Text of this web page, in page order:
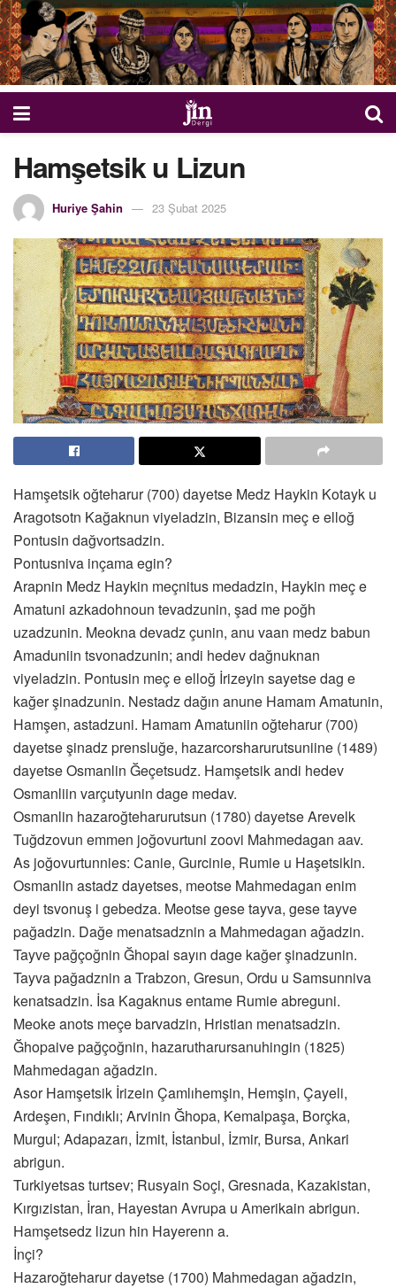
Hamşetsik u Lizun
Huriye Şahin 23 Şubat 2025
Hamşetsik oğteharur (700) dayetse Medz Haykin Kotayk u
Aragotsotn Kağaknun viyeladzin, Bizansin meç e elloğ
Pontusin dağvortsadzin.
Pontusniva inçama egin?
Arapnin Medz Haykin meçnitus medadzin, Haykin meç e
Amatuni azkadohnoun tevadzunin, şad me poğh
uzadzunin. Meokna devadz çunin, anu vaan medz babun
Amaduniin tsvonadzunin; andi hedev dağnuknan
viyeladzin. Pontusin meç e elloğ İrizeyin sayetse dag e
kağer şinadzunin. Nestadz dağın anune Hamam Amatunin,
Hamşen, astadzuni. Hamam Amatuniin oğteharur (700)
dayetse şinadz prensluğe, hazarcorsharurutsuniine (1489)
dayetse Osmanlin Ğeçetsudz. Hamşetsik andi hedev
Osmanliin varçutyunin dage medav.
Osmanlin hazaroğteharurutsun (1780) dayetse Arevelk
Tuğdzovun emmen joğovurtuni zoovi Mahmedagan aav.
As joğovurtunnies: Canie, Gurcinie, Rumie u Haşetsikin.
Osmanlin astadz dayetses, meotse Mahmedagan enim
deyi tsvonuş i gebedza. Meotse gese tayva, gese tayve
pağadzin. Dağe menatsadznin a Mahmedagan ağadzin.
Tayve pağçoğnin Ğhopai sayın dage kağer şinadzunin.
Tayva pağadznin a Trabzon, Gresun, Ordu u Samsunniva
kenatsadzin. İsa Kagaknus entame Rumie abreguni.
Meoke anots meçe barvadzin, Hristian menatsadzin.
Ğhopaive pağçoğnin, hazarutharursanuhingin (1825)
Mahmedagan ağadzin.
Asor Hamşetsik İrizein Çamlıhemşin, Hemşin, Çayeli,
Ardeşen, Fındıklı; Arvinin Ğhopa, Kemalpaşa, Borçka,
Murgul; Adapazarı, İzmit, İstanbul, İzmir, Bursa, Ankari
abrigun.
Turkiyetsas turtsev; Rusyain Soçi, Gresnada, Kazakistan,
Kırgızistan, İran, Hayestan Avrupa u Amerikain abrigun.
Hamşetsedz lizun hin Hayerenn a.
İnçi?
Hazaroğteharur dayetse (1700) Mahmedagan ağadzin,